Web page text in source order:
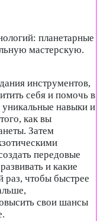
планетарные
мастерскую.
инструментов,
себя и помочь в
навыки и
как вы
Затем
передовые
и какие
раз, чтобы быстрее
свои шансы